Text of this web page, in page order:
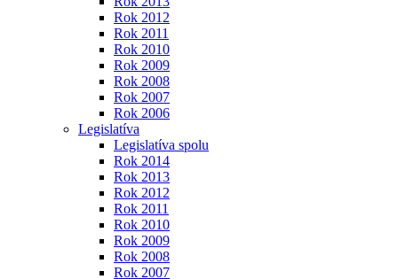
Rok 2012
Rok 2011
Rok 2010
Rok 2009
Rok 2008
Rok 2007
Rok 2006
Legislatíva
Legislatíva spolu
Rok 2014
Rok 2013
Rok 2012
Rok 2011
Rok 2010
Rok 2009
Rok 2008
Rok 2007